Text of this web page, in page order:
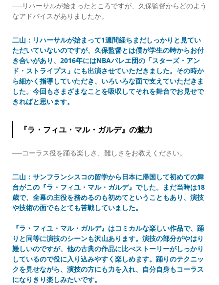
──リハーサルが始まったところですが、久保監督からどのよう
なアドバイスがありましたか。
二山：リハーサルが始まって1週間経ちまだしっかりと見てい
ただいていないのですが、久保監督とは僕が学生の時からお付
き合いがあり、2016年にはNBAバレエ団の「スターズ・アン
ド・ストライプス」にも出演させていただきました。その時か
ら細かく指導していただき、いろいろな面で支えていただきま
した。今回もさまざまなことを吸収してそれを舞台でお見せで
きればと思います。
『ラ・フィユ・マル・ガルデ』の魅力
──コーラス役を踊る楽しさ、難しさをお教えください。
二山：サンフランシスコの留学から日本に帰国して初めての舞
台がこの『ラ・フィユ・マル・ガルデ』でした。まだ当時は18
歳で、全幕の主役を務めるのも初めてということもあり、演技
や技術の面でもとても苦戦していました。
『ラ・フィユ・マル・ガルデ』はコミカルな楽しい作品で、踊
りと同等に演技のシーンも沢山あります。演技の部分がやはり
難しいのですが、他の古典の作品に比べストーリーがしっかり
しているので役に入り込みやすく楽しめます。踊りのテクニッ
クを見せながら、演技の方にも力を入れ、自分自身もコーラス
になりきり楽しみたいです。